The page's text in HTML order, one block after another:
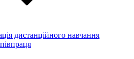
дистанційного навчання